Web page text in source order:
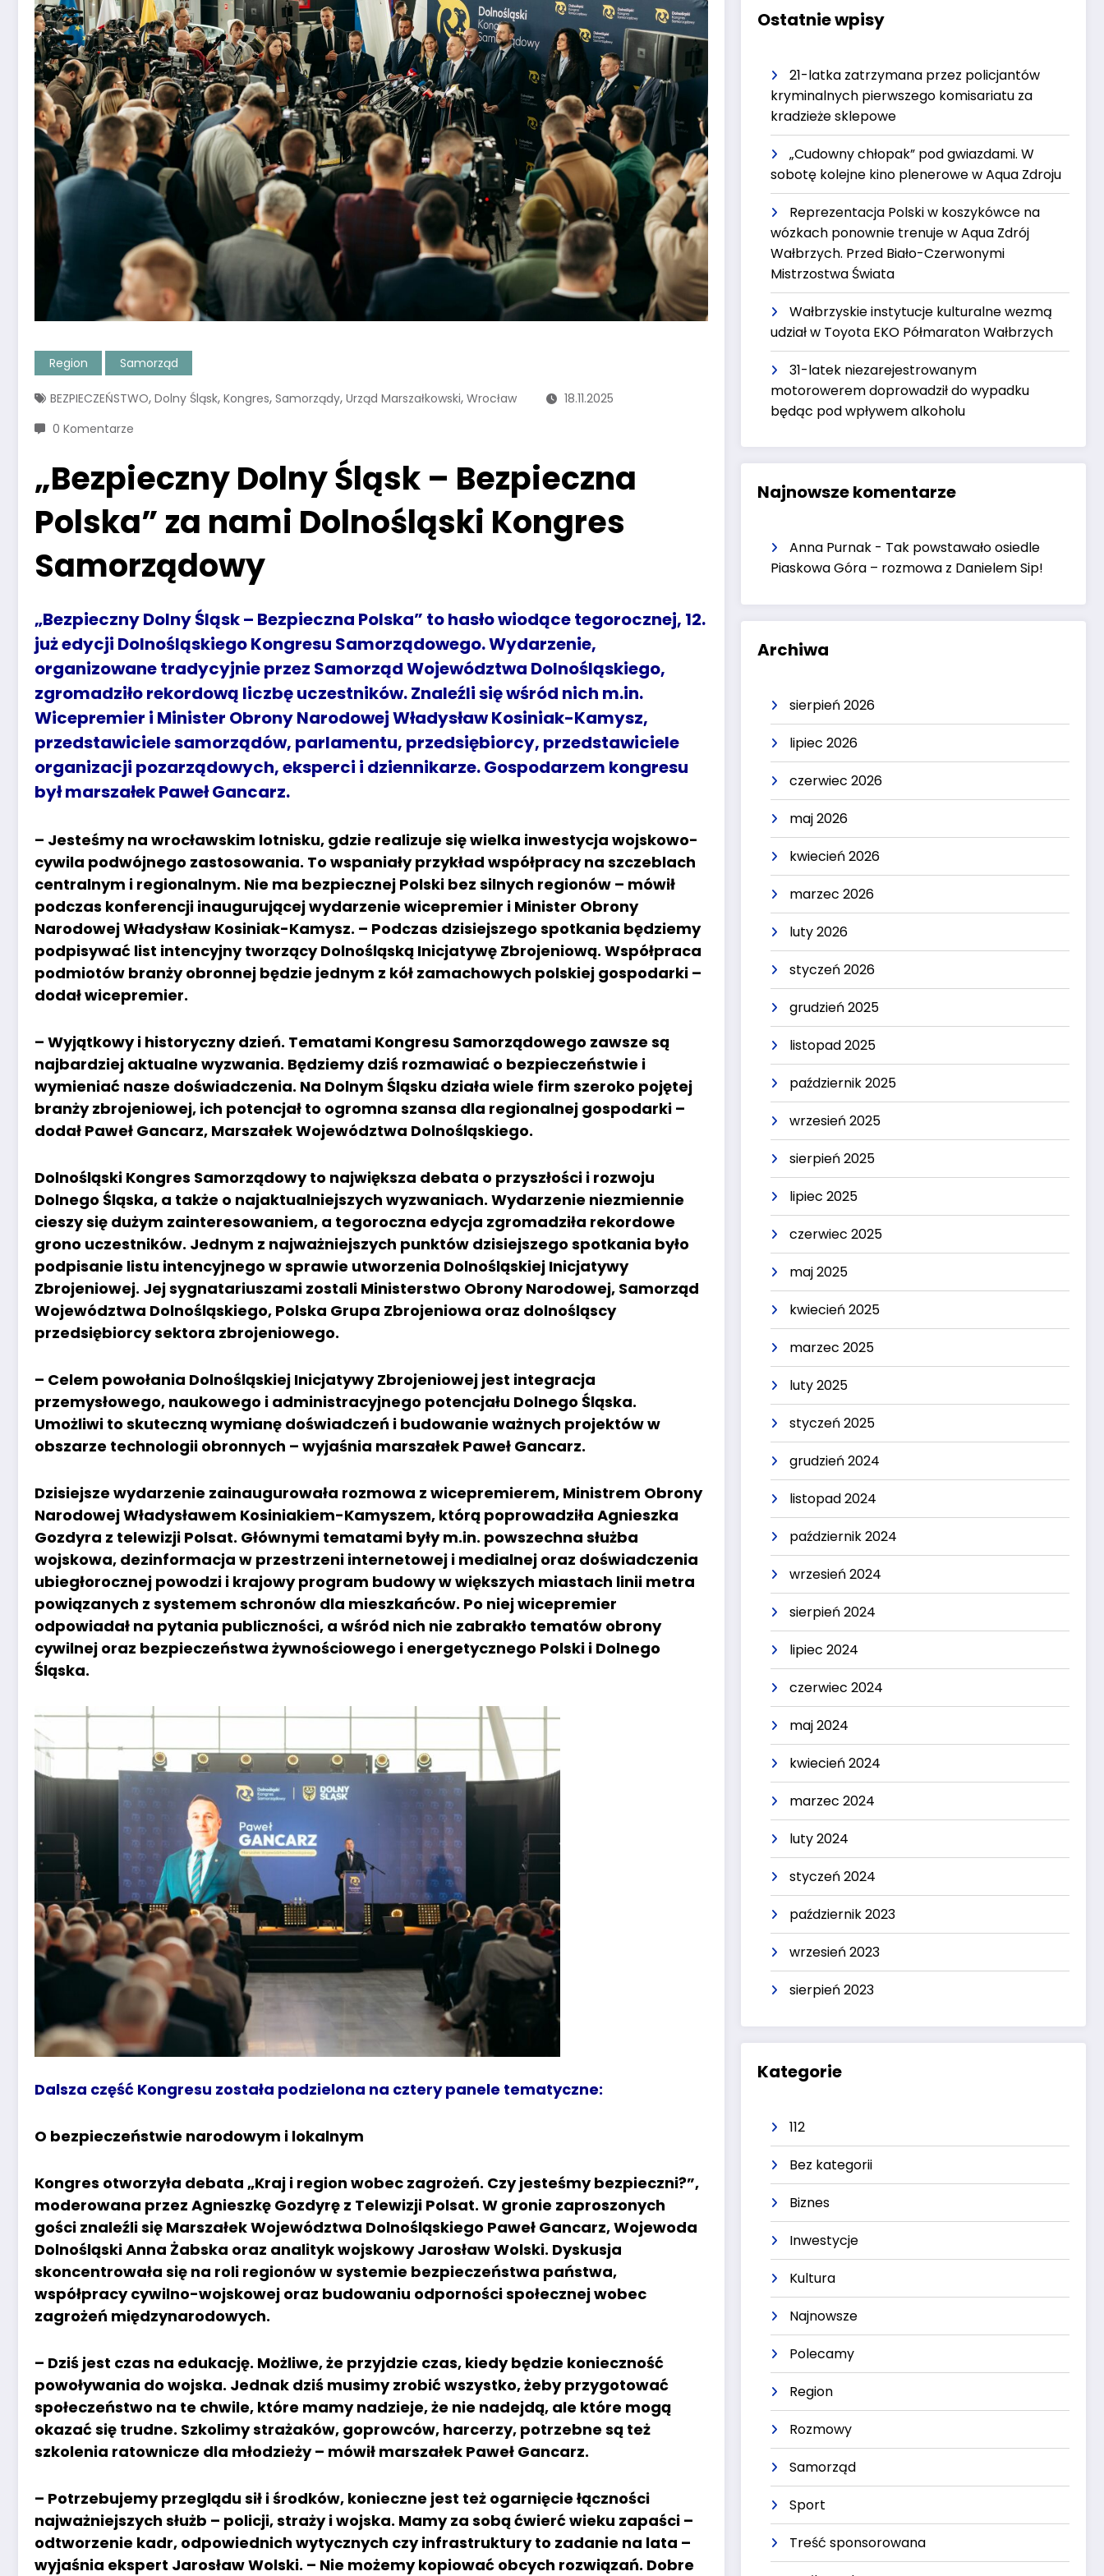
Region Samorząd
BEZPIECZEŃSTWO, Dolny Śląsk, Kongres, Samorządy, Urząd Marszałkowski, Wrocław
18.11.2025
0 Komentarze
„Bezpieczny Dolny Śląsk – Bezpieczna
Polska” za nami Dolnośląski Kongres
Samorządowy
„Bezpieczny Dolny Śląsk – Bezpieczna Polska” to hasło wiodące tegorocznej, 12.
już edycji Dolnośląskiego Kongresu Samorządowego. Wydarzenie,
organizowane tradycyjnie przez Samorząd Województwa Dolnośląskiego,
zgromadziło rekordową liczbę uczestników. Znaleźli się wśród nich m.in.
Wicepremier i Minister Obrony Narodowej Władysław Kosiniak-Kamysz,
przedstawiciele samorządów, parlamentu, przedsiębiorcy, przedstawiciele
organizacji pozarządowych, eksperci i dziennikarze. Gospodarzem kongresu
był marszałek Paweł Gancarz.
– Jesteśmy na wrocławskim lotnisku, gdzie realizuje się wielka inwestycja wojskowo-
cywila podwójnego zastosowania. To wspaniały przykład współpracy na szczeblach
centralnym i regionalnym. Nie ma bezpiecznej Polski bez silnych regionów – mówił
podczas konferencji inaugurującej wydarzenie wicepremier i Minister Obrony
Narodowej Władysław Kosiniak-Kamysz. – Podczas dzisiejszego spotkania będziemy
podpisywać list intencyjny tworzący Dolnośląską Inicjatywę Zbrojeniową. Współpraca
podmiotów branży obronnej będzie jednym z kół zamachowych polskiej gospodarki –
dodał wicepremier.
– Wyjątkowy i historyczny dzień. Tematami Kongresu Samorządowego zawsze są
najbardziej aktualne wyzwania. Będziemy dziś rozmawiać o bezpieczeństwie i
wymieniać nasze doświadczenia. Na Dolnym Śląsku działa wiele firm szeroko pojętej
branży zbrojeniowej, ich potencjał to ogromna szansa dla regionalnej gospodarki –
dodał Paweł Gancarz, Marszałek Województwa Dolnośląskiego.
Dolnośląski Kongres Samorządowy to największa debata o przyszłości i rozwoju
Dolnego Śląska, a także o najaktualniejszych wyzwaniach. Wydarzenie niezmiennie
cieszy się dużym zainteresowaniem, a tegoroczna edycja zgromadziła rekordowe
grono uczestników. Jednym z najważniejszych punktów dzisiejszego spotkania było
podpisanie listu intencyjnego w sprawie utworzenia Dolnośląskiej Inicjatywy
Zbrojeniowej. Jej sygnatariuszami zostali Ministerstwo Obrony Narodowej, Samorząd
Województwa Dolnośląskiego, Polska Grupa Zbrojeniowa oraz dolnośląscy
przedsiębiorcy sektora zbrojeniowego.
– Celem powołania Dolnośląskiej Inicjatywy Zbrojeniowej jest integracja
przemysłowego, naukowego i administracyjnego potencjału Dolnego Śląska.
Umożliwi to skuteczną wymianę doświadczeń i budowanie ważnych projektów w
obszarze technologii obronnych – wyjaśnia marszałek Paweł Gancarz.
Dzisiejsze wydarzenie zainaugurowała rozmowa z wicepremierem, Ministrem Obrony
Narodowej Władysławem Kosiniakiem-Kamyszem, którą poprowadziła Agnieszka
Gozdyra z telewizji Polsat. Głównymi tematami były m.in. powszechna służba
wojskowa, dezinformacja w przestrzeni internetowej i medialnej oraz doświadczenia
ubiegłorocznej powodzi i krajowy program budowy w większych miastach linii metra
powiązanych z systemem schronów dla mieszkańców. Po niej wicepremier
odpowiadał na pytania publiczności, a wśród nich nie zabrakło tematów obrony
cywilnej oraz bezpieczeństwa żywnościowego i energetycznego Polski i Dolnego
Śląska.
Dalsza część Kongresu została podzielona na cztery panele tematyczne:
O bezpieczeństwie narodowym i lokalnym
Kongres otworzyła debata „Kraj i region wobec zagrożeń. Czy jesteśmy bezpieczni?”,
moderowana przez Agnieszkę Gozdyrę z Telewizji Polsat. W gronie zaproszonych
gości znaleźli się Marszałek Województwa Dolnośląskiego Paweł Gancarz, Wojewoda
Dolnośląski Anna Żabska oraz analityk wojskowy Jarosław Wolski. Dyskusja
skoncentrowała się na roli regionów w systemie bezpieczeństwa państwa,
współpracy cywilno-wojskowej oraz budowaniu odporności społecznej wobec
zagrożeń międzynarodowych.
– Dziś jest czas na edukację. Możliwe, że przyjdzie czas, kiedy będzie konieczność
powoływania do wojska. Jednak dziś musimy zrobić wszystko, żeby przygotować
społeczeństwo na te chwile, które mamy nadzieje, że nie nadejdą, ale które mogą
okazać się trudne. Szkolimy strażaków, goprowców, harcerzy, potrzebne są też
szkolenia ratownicze dla młodzieży – mówił marszałek Paweł Gancarz.
– Potrzebujemy przeglądu sił i środków, konieczne jest też ogarnięcie łączności
najważniejszych służb – policji, straży i wojska. Mamy za sobą ćwierć wieku zapaści –
odtworzenie kadr, odpowiednich wytycznych czy infrastruktury to zadanie na lata –
wyjaśnia ekspert Jarosław Wolski. – Nie możemy kopiować obcych rozwiązań. Dobre
Ostatnie wpisy
21-latka zatrzymana przez policjantów
kryminalnych pierwszego komisariatu za
kradzieże sklepowe
„Cudowny chłopak” pod gwiazdami. W
sobotę kolejne kino plenerowe w Aqua Zdroju
Reprezentacja Polski w koszykówce na
wózkach ponownie trenuje w Aqua Zdrój
Wałbrzych. Przed Biało-Czerwonymi
Mistrzostwa Świata
Wałbrzyskie instytucje kulturalne wezmą
udział w Toyota EKO Półmaraton Wałbrzych
31-latek niezarejestrowanym
motorowerem doprowadził do wypadku
będąc pod wpływem alkoholu
Najnowsze komentarze
Anna Purnak - Tak powstawało osiedle
Piaskowa Góra – rozmowa z Danielem Sip!
Archiwa
sierpień 2026
lipiec 2026
czerwiec 2026
maj 2026
kwiecień 2026
marzec 2026
luty 2026
styczeń 2026
grudzień 2025
listopad 2025
październik 2025
wrzesień 2025
sierpień 2025
lipiec 2025
czerwiec 2025
maj 2025
kwiecień 2025
marzec 2025
luty 2025
styczeń 2025
grudzień 2024
listopad 2024
październik 2024
wrzesień 2024
sierpień 2024
lipiec 2024
czerwiec 2024
maj 2024
kwiecień 2024
marzec 2024
luty 2024
styczeń 2024
październik 2023
wrzesień 2023
sierpień 2023
Kategorie
112
Bez kategorii
Biznes
Inwestycje
Kultura
Najnowsze
Polecamy
Region
Rozmowy
Samorząd
Sport
Treść sponsorowana